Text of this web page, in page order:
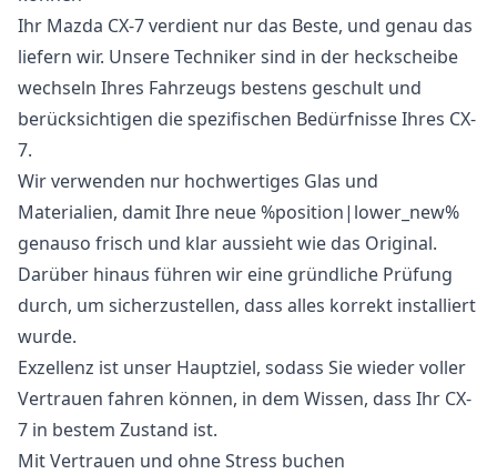
Ihr Mazda CX-7 verdient nur das Beste, und genau das
liefern wir. Unsere Techniker sind in der heckscheibe
wechseln Ihres Fahrzeugs bestens geschult und
berücksichtigen die spezifischen Bedürfnisse Ihres CX-
7.
Wir verwenden nur hochwertiges Glas und
Materialien, damit Ihre neue %position|lower_new%
genauso frisch und klar aussieht wie das Original.
Darüber hinaus führen wir eine gründliche Prüfung
durch, um sicherzustellen, dass alles korrekt installiert
wurde.
Exzellenz ist unser Hauptziel, sodass Sie wieder voller
Vertrauen fahren können, in dem Wissen, dass Ihr CX-
7 in bestem Zustand ist.
Mit Vertrauen und ohne Stress buchen